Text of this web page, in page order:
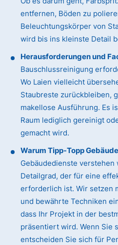
entfernen, Böden zu
Beleuchtungskörper von
wird bis ins kleinste Detail
Herausforderungen und
Bauschlussreinigung
Wo Laien vielleicht
Staubreste zurückbleiben,
makellose Ausführung. Es
Raum lediglich gereinigt
gemacht wird.
Warum Tipp-Topp
Gebäudedienste verstehen
Detailgrad, der für eine
erforderlich ist. Wir setzen
und bewährte Techniken
dass Ihr Projekt in der
präsentiert wird. Wenn Sie
entscheiden Sie sich für